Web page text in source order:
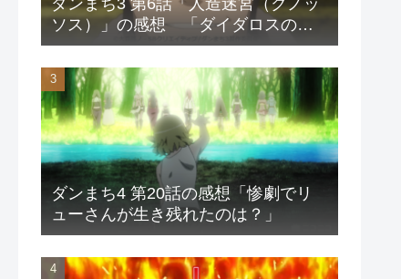
ダンまち3 第6話「人造迷宮（クノッ
ソス）」の感想 「ダイダロスの呪
いが子孫を狂わす」
ダンまち4 第20話の感想「惨劇でリ
ューさんが生き残れたのは？」